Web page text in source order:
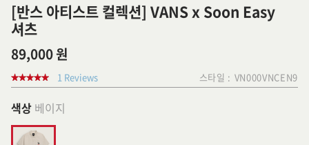
[반스 아티스트 컬렉션] VANS x Soon Easy
셔츠
89,000 원
1 Reviews 스타일 : VN000VNCEN9
색상 베이지